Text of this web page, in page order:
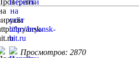
Просмотров: 2870